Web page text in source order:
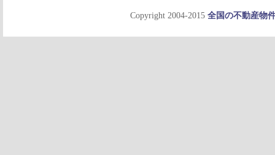
Copyright 2004-2015 全国の不動産物